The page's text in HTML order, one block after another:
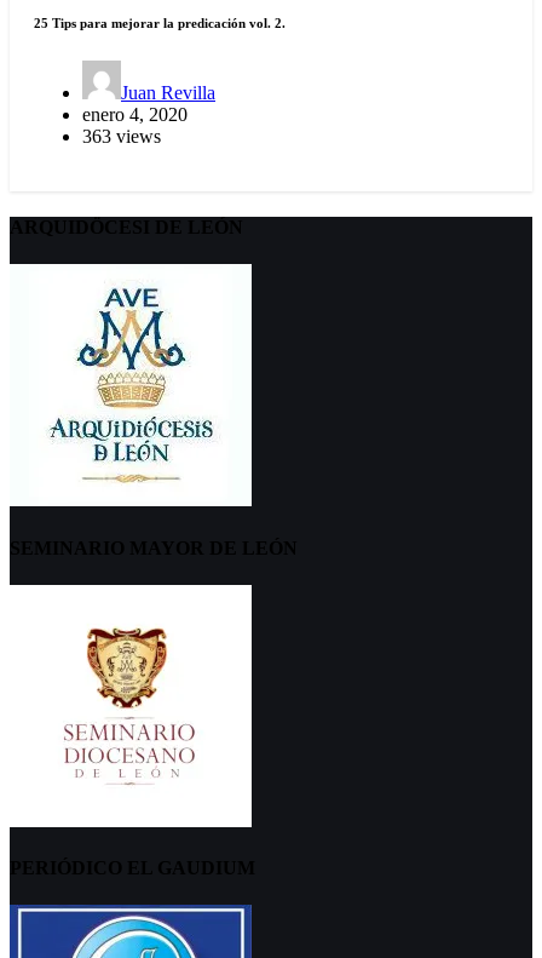
25 Tips para mejorar la predicación vol. 2.
Juan Revilla
enero 4, 2020
363 views
ARQUIDÖCESI DE LEÓN
SEMINARIO MAYOR DE LEÓN
PERIÓDICO EL GAUDIUM